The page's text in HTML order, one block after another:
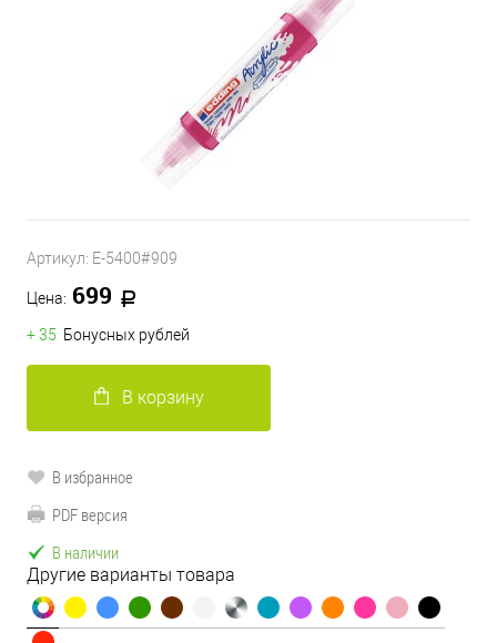
Артикул: E-5400#909
Цена: 699
+ 35 Бонусных рублей
В корзину
В избранное
PDF версия
В наличии
Другие варианты товара